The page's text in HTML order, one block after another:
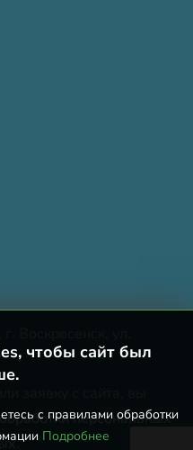
чтобы сайт был
с правилами обработки
Подробнее
персональных
.